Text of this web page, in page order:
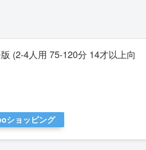
(2-4人用 75-120分 14才以上向
ショッピング